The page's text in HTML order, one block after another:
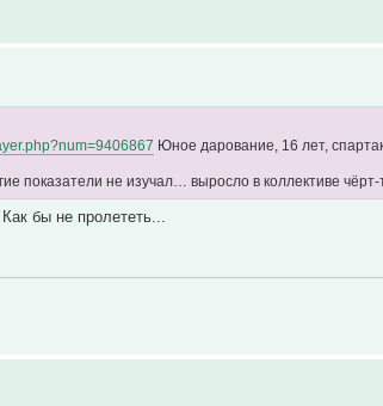
Юное дарование, 16 лет,
показатели не изучал… выросло в коллективе
бы не пролететь...